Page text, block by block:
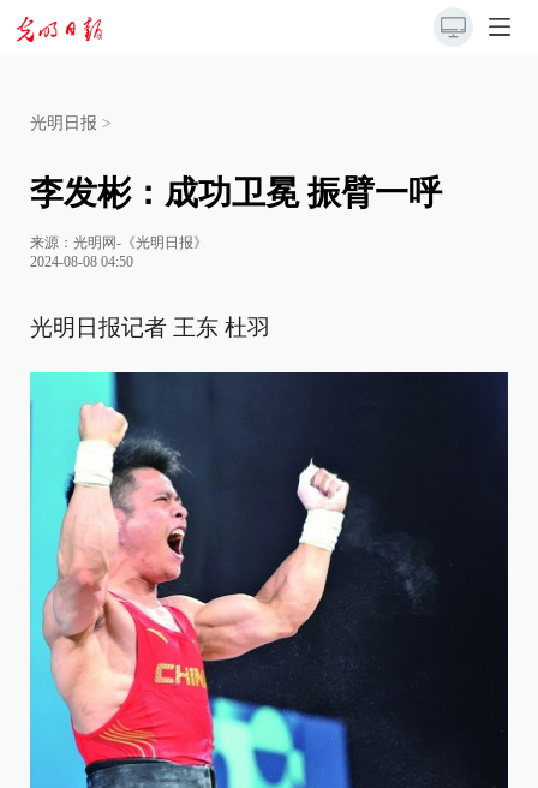
光明日报 >
李发彬：成功卫冕 振臂一呼
来源： 光明网-《光明日报》
2024-08-08 04:50
光明日报记者 王东 杜羽